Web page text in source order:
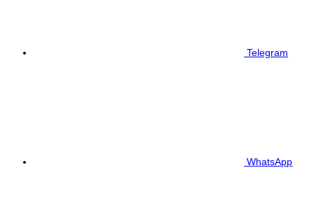
Telegram
WhatsApp